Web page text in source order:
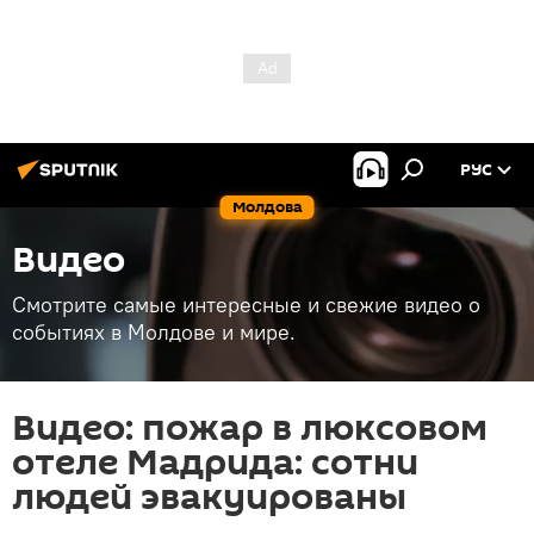
Молдова
РУС
Видео
Смотрите самые интересные и свежие видео о
событиях в Молдове и мире.
Видео: пожар в люксовом
отеле Мадрида: сотни
людей эвакуированы